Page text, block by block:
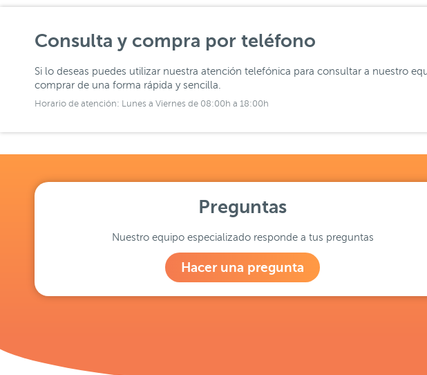
Consulta y compra por teléfono
Si lo deseas puedes utilizar nuestra atención telefónica para consultar a nuestro
comprar de una forma rápida y sencilla.
Horario de atención: Lunes a Viernes de 08:00h a 18:00h
Preguntas
Nuestro equipo especializado responde a tus preguntas
Hacer una pregunta